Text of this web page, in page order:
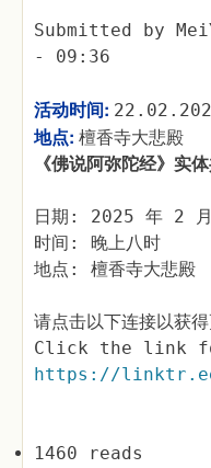
Submitted by
- 09:36
活动时间:
地点: 檀香寺大悲殿
《佛说阿弥陀经》实
日期: 2025 年 2 月
时间: 晚上八时
地点: 檀香寺大悲殿
请点击以下连接以获
Click the link
https://
1460 reads